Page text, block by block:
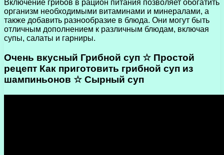
Включение грибов в рацион питания позволяет обогатить
организм необходимыми витаминами и минералами, а
также добавить разнообразие в блюда. Они могут быть
отличным дополнением к различным блюдам, включая
супы, салаты и гарниры.
Очень вкусный Грибной суп ☆ Простой
рецепт Как приготовить грибной суп из
шампиньонов ☆ Сырный суп